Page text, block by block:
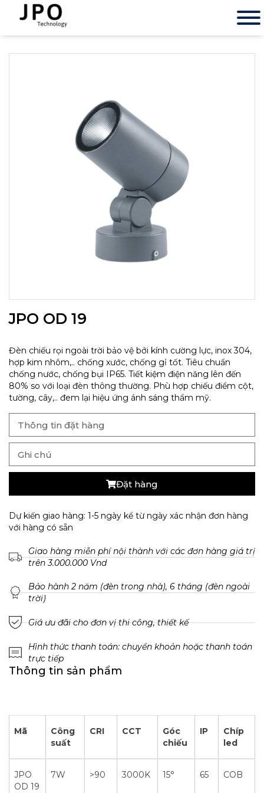
JPO OD 19
Đèn chiếu rọi ngoài trời bảo vệ bởi kính cường lực, inox 304,
hợp kim nhôm,.. chống xước, chống gỉ tốt. Tiêu chuẩn
chống nước, chống bụi IP65. Tiết kiệm điện năng lên đến
80% so với loại đèn thông thường. Phù hợp chiếu điểm cột,
tường, cây,.. đem lại hiệu ứng ánh sáng thẩm mỹ.
Đặt hàng
Dự kiến giao hàng: 1-5 ngày kể từ ngày xác nhận đơn hàng
với hàng có sẵn
Giao hàng miễn phí nội thành với các đơn hàng giá trị
trên 3.000.000 Vnd
Bảo hành 2 năm (đèn trong nhà), 6 tháng (đèn ngoài
trời)
Giá ưu đãi cho đơn vị thi công, thiết kế
Hình thức thanh toán: chuyển khoản hoặc thanh toán
trực tiếp
Thông tin sản phẩm
Mã
Công
suất
CRI CCT
Góc
chiếu
IP
Chíp
led
JPO
OD 19
7W >90 3000K 15° 65 COB